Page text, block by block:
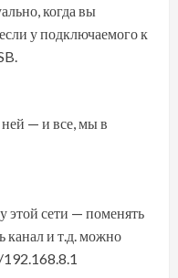
когда вы
у подключаемого к
ней — и все, мы в
этой сети — поменять
канал и т.д. можно
192.168.8.1